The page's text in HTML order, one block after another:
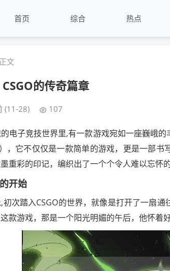
首页 综合 热点
正文
的传奇篇章
(11-28) 107
电子竞技世界里,有一款游戏宛如一座巍峨
，它不仅仅是一款简单的游戏，更是一部
重彩的印记，编织出了一个个令人难以忘怀的
开始
初次踏入CSGO的世界，就像是打开了一扇
款游戏，那是一个阳光明媚的午后，他怀着